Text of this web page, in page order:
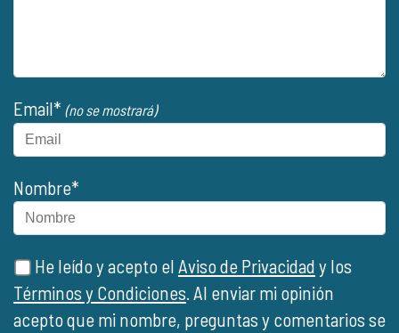
Email* (no se mostrará)
Nombre*
He leído y acepto el Aviso de Privacidad y los
Términos y Condiciones . Al enviar mi opinión
acepto que mi nombre, preguntas y comentarios se